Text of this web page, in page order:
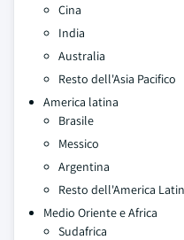
Cina
India
Australia
Resto dell'Asia Pacifico
America latina
Brasile
Messico
Argentina
Resto dell'America
Medio Oriente e Africa
Sudafrica